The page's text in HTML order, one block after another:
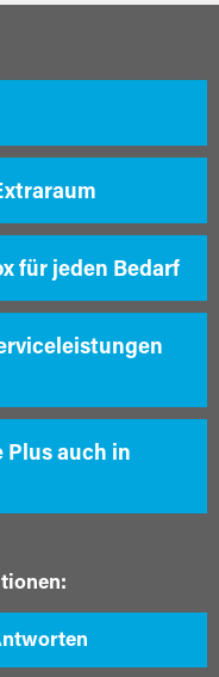
für jeden Bedarf
Plus auch in